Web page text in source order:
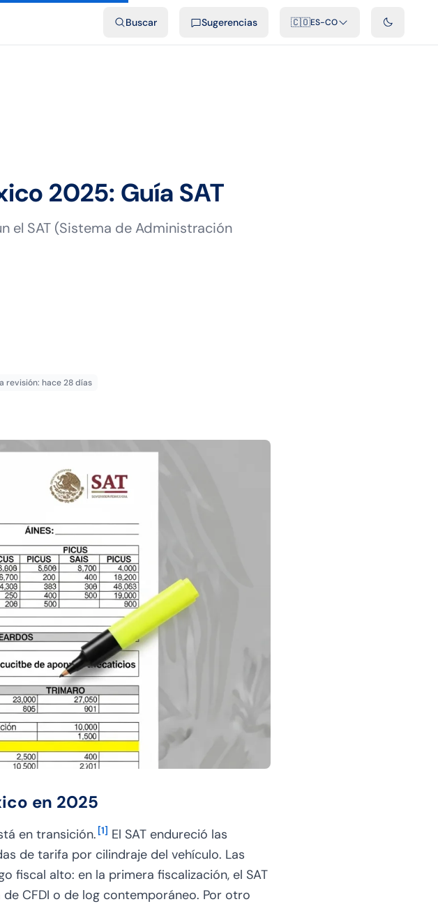
ComparativosTarifas oficiales
Buscar Sugerencias 🇨🇴ES-CO
2025: Guía SAT
el SAT (Sistema de Administración
revisión: hace 28 días
en 2025
en transición. [1] El SAT endureció las
de tarifa por cilindraje del vehículo. Las
fiscal alto: en la primera fiscalización, el SAT
CFDI o de log contemporáneo. Por otro